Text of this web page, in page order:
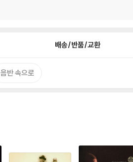
배송/반품/교환
음반 속으로